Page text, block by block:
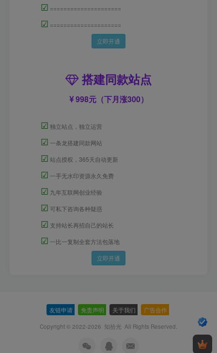
☑ =====================
☑ =====================
立即开通
搭建同款站点
998元（下月涨300）
☑ 独立站点，独立运营
☑ 一条龙搭建同款网站
☑ 站点授权，365天自动更新
☑ 一手无水印资源永久免费
☑ 九年互联网创业经验
☑ 可私下咨询各种疑惑
☑ 支持站长再招自己的站长
☑ 一比一复制全套方法包落地
立即开通
友链申请 免责声明 关于我们 广告合作
Copyright © 2022-2026 知拾光 All Rights Reserved.